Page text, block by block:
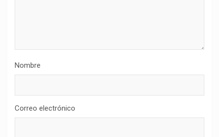
Nombre
Correo electrónico